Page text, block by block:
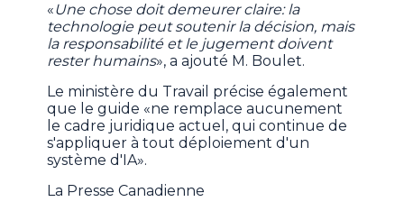
«Une chose doit demeurer claire: la
technologie peut soutenir la décision, mais
la responsabilité et le jugement doivent
rester humains», a ajouté M. Boulet.
Le ministère du Travail précise également
que le guide «ne remplace aucunement
le cadre juridique actuel, qui continue de
s'appliquer à tout déploiement d'un
système d'IA».
La Presse Canadienne